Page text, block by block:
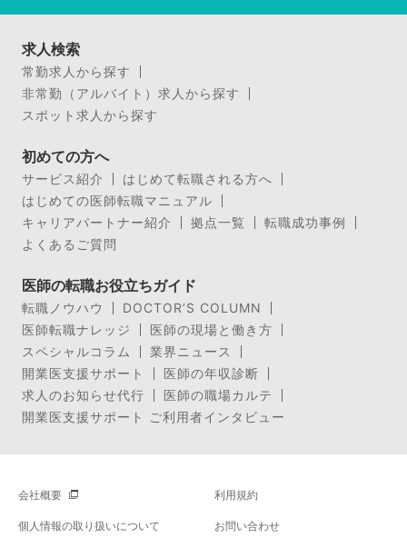
求人検索
常勤求人から探す
非常勤（アルバイト）求人から探す
スポット求人から探す
初めての方へ
サービス紹介
はじめて転職される方へ
はじめての医師転職マニュアル
キャリアパートナー紹介
拠点一覧
転職成功事例
よくあるご質問
医師の転職お役立ちガイド
転職ノウハウ
DOCTOR’S COLUMN
医師転職ナレッジ
医師の現場と働き方
スペシャルコラム
業界ニュース
開業医支援サポート
医師の年収診断
求人のお知らせ代行
医師の職場カルテ
開業医支援サポート ご利用者インタビュー
会社概要 利用規約
個人情報の取り扱いについて お問い合わせ